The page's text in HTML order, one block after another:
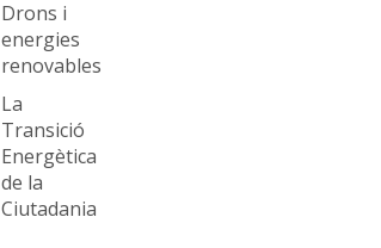
Drons i
energies
renovables
La
Transició
Energètica
de la
Ciutadania